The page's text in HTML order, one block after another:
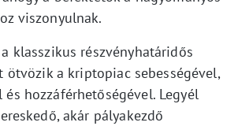
viszonyulnak.
klasszikus részvényhatáridős
ötvözik a kriptopiac sebességével,
és hozzáférhetőségével. Legyél
akár pályakezdő